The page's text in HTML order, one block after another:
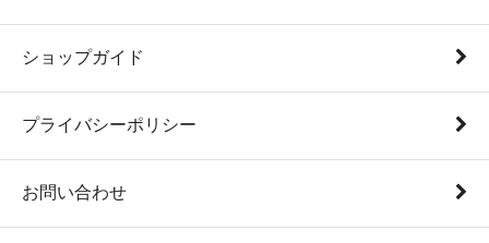
ショップガイド
プライバシーポリシー
お問い合わせ